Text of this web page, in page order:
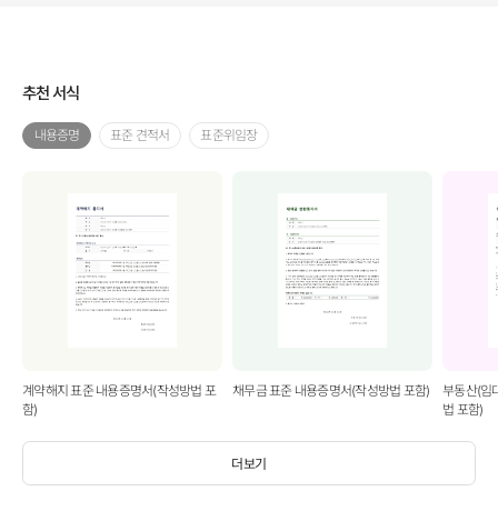
추천 서식
더보기
내용증명 표준 견적서 표준위임장
계약해지 표준 내용증명서(작성방법 포
함)
채무금 표준 내용증명서(작성방법 포함)
부동산(임
법 포함)